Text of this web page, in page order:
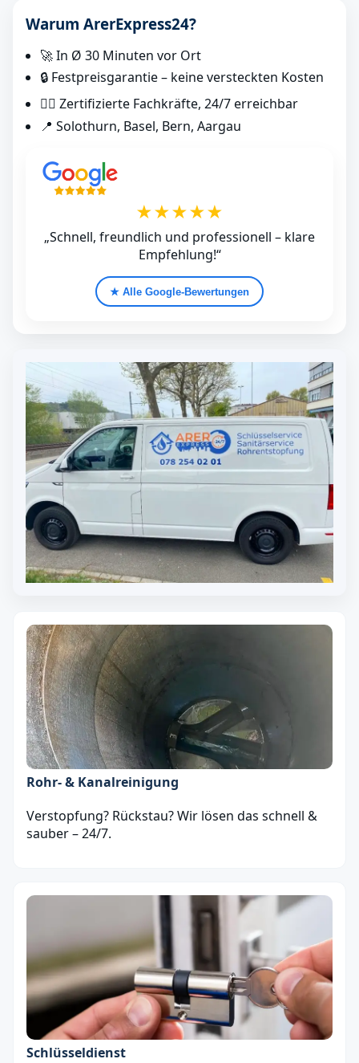
Warum ArerExpress24?
🚀 In Ø 30 Minuten vor Ort
🔒 Festpreisgarantie – keine versteckten Kosten
👷‍♂️ Zertifizierte Fachkräfte, 24/7 erreichbar
📍 Solothurn, Basel, Bern, Aargau
★★★★★
„Schnell, freundlich und professionell – klare
Empfehlung!“
★ Alle Google‑Bewertungen
Rohr- & Kanalreinigung
Verstopfung? Rückstau? Wir lösen das schnell &
sauber – 24/7.
Schlüsseldienst